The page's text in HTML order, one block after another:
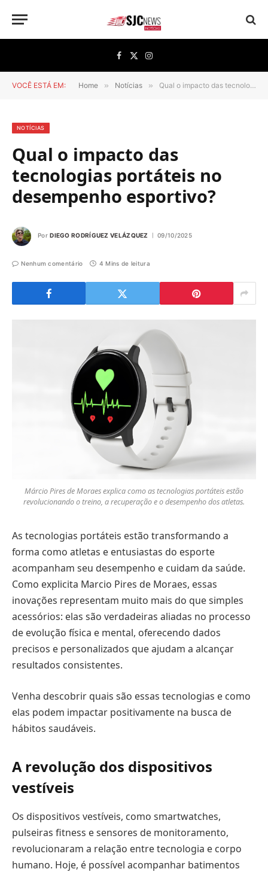
Facebook
X
(Twitter)
Instagram
VOCÊ ESTÁ EM: Home » Notícias » Qual o impacto das tecnologias portáteis no desempenho esportivo?
NOTÍCIAS
Qual o impacto das
tecnologias portáteis no
desempenho esportivo?
Por DIEGO RODRÍGUEZ VELÁZQUEZ 09/10/2025
Nenhum comentário 4 Mins de leitura
Márcio Pires de Moraes explica como as tecnologias portáteis estão
revolucionando o treino, a recuperação e o desempenho dos atletas.
As tecnologias portáteis estão transformando a
forma como atletas e entusiastas do esporte
acompanham seu desempenho e cuidam da saúde.
Como explicita Marcio Pires de Moraes, essas
inovações representam muito mais do que simples
acessórios: elas são verdadeiras aliadas no processo
de evolução física e mental, oferecendo dados
precisos e personalizados que ajudam a alcançar
resultados consistentes.
Venha descobrir quais são essas tecnologias e como
elas podem impactar positivamente na busca de
hábitos saudáveis.
A revolução dos dispositivos
vestíveis
Os dispositivos vestíveis, como smartwatches,
pulseiras fitness e sensores de monitoramento,
revolucionaram a relação entre tecnologia e corpo
humano. Hoje, é possível acompanhar batimentos